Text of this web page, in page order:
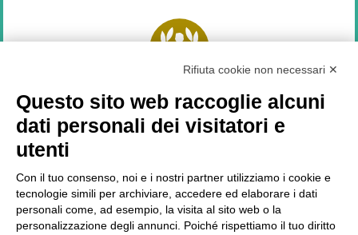
SEGUICI SU
LATEST NEWS
Rifiuta cookie non necessari ✕
Questo sito web raccoglie alcuni
dati personali dei visitatori e
utenti
Con il tuo consenso, noi e i nostri partner utilizziamo i cookie e
tecnologie simili per archiviare, accedere ed elaborare i dati
personali come, ad esempio, la visita al sito web o la
personalizzazione degli annunci. Poiché rispettiamo il tuo diritto